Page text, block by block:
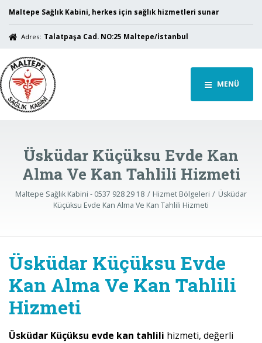
Maltepe Sağlık Kabini, herkes için sağlık hizmetleri sunar
Adres: Talatpaşa Cad. NO:25 Maltepe/İstanbul
MENÜ
Üsküdar Küçüksu Evde Kan
Alma Ve Kan Tahlili Hizmeti
Maltepe Sağlık Kabini - 0537 928 29 18 Hizmet Bölgeleri
Üsküdar
Küçüksu Evde Kan Alma Ve Kan Tahlili Hizmeti
Üsküdar Küçüksu Evde
Kan Alma Ve Kan Tahlili
Hizmeti
Üsküdar Küçüksu evde kan tahlili hizmeti, değerli